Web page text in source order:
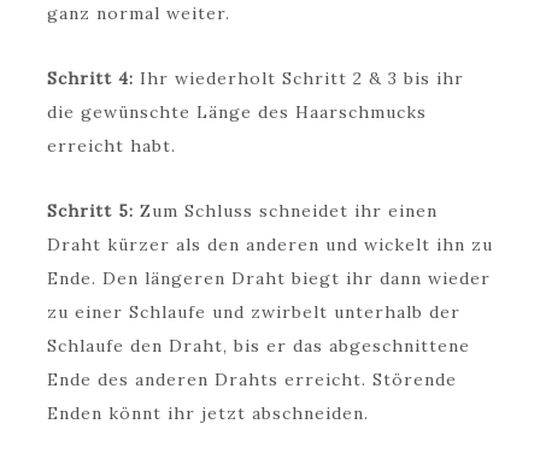
ganz normal weiter.
Schritt 4: Ihr wiederholt Schritt 2 & 3 bis ihr
die gewünschte Länge des Haarschmucks
erreicht habt.
Schritt 5: Zum Schluss schneidet ihr einen
Draht kürzer als den anderen und wickelt ihn zu
Ende. Den längeren Draht biegt ihr dann wieder
zu einer Schlaufe und zwirbelt unterhalb der
Schlaufe den Draht, bis er das abgeschnittene
Ende des anderen Drahts erreicht. Störende
Enden könnt ihr jetzt abschneiden.